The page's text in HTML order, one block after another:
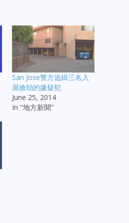
San Jose警方追緝三名入
屋搶劫的嫌疑犯
June 25, 2014
In "地方新聞"